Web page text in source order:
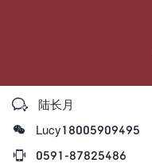

陆长月

Lucy18005909495

0591-87825486